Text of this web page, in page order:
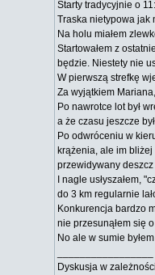
Starty tradycyjnie o
Traska nietypowa jak
Na holu miałem
Startowałem z
będzie. Niestety nie
W pierwszą strefkę
Za wyjątkiem
Po nawrotce lot był
a że czasu jeszcze
Po odwróceniu w
krążenia, ale im
przewidywany deszcz
I nagle usłyszałem,
do 3 km regularnie
Konkurencja bardzo
nie przesunąłem się
No ale w sumie
Dyskusja w